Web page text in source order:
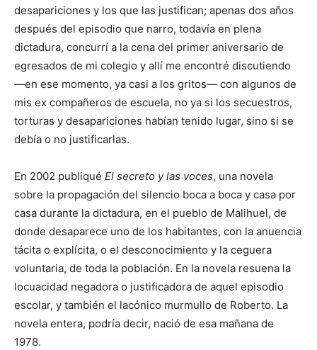
desapariciones y los que las justifican; apenas dos años
después del episodio que narro, todavía en plena
dictadura, concurrí a la cena del primer aniversario de
egresados de mi colegio y allí me encontré discutiendo
—en ese momento, ya casi a los gritos— con algunos de
mis ex compañeros de escuela, no ya si los secuestros,
torturas y desapariciones habían tenido lugar, sino si se
debía o no justificarlas.
En 2002 publiqué El secreto y las voces, una novela
sobre la propagación del silencio boca a boca y casa por
casa durante la dictadura, en el pueblo de Malihuel, de
donde desaparece uno de los habitantes, con la anuencia
tácita o explícita, o el desconocimiento y la ceguera
voluntaria, de toda la población. En la novela resuena la
locuacidad negadora o justificadora de aquel episodio
escolar, y también el lacónico murmullo de Roberto. La
novela entera, podría decir, nació de esa mañana de
1978.